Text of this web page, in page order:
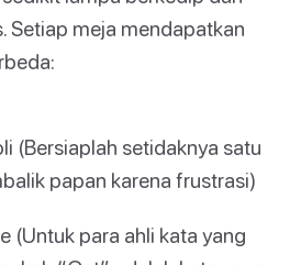
Setiap meja mendapatkan
(Bersiaplah setidaknya satu
papan karena frustrasi)
(Untuk para ahli kata yang